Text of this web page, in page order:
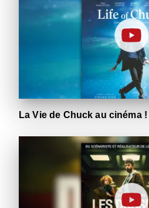
La Vie de Chuck au cinéma !